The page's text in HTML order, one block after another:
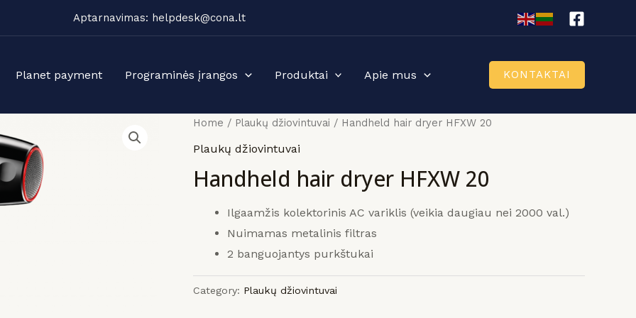
Aptarnavimas: helpdesk@cona.lt
Planet payment Programinės įrangos Produktai Apie mus KONTAKTAI
Home / Plaukų džiovintuvai / Handheld hair dryer HFXW 20
Plaukų džiovintuvai
Handheld hair dryer HFXW 20
Ilgaamžis kolektorinis AC variklis (veikia daugiau nei 2000 val.)
Nuimamas metalinis filtras
2 banguojantys purkštukai
Category: Plaukų džiovintuvai